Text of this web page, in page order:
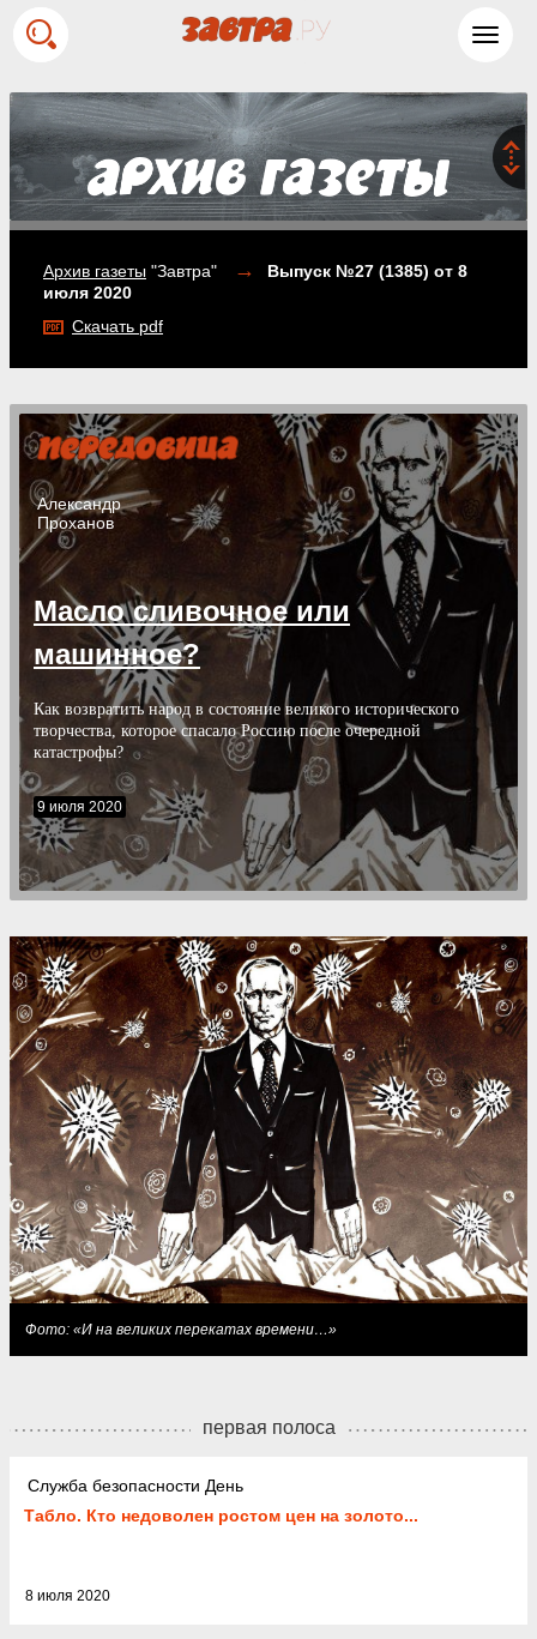
Архив газеты "Завтра" → Выпуск №27 (1385) от 8
июля 2020
Скачать pdf
Александр
Проханов
Масло сливочное или
машинное?
Как возвратить народ в состояние великого исторического
творчества, которое спасало Россию после очередной
катастрофы?
9 июля 2020
Фото: «И на великих перекатах времени…»
первая полоса
Служба безопасности День
Табло. Кто недоволен ростом цен на золото...
8 июля 2020